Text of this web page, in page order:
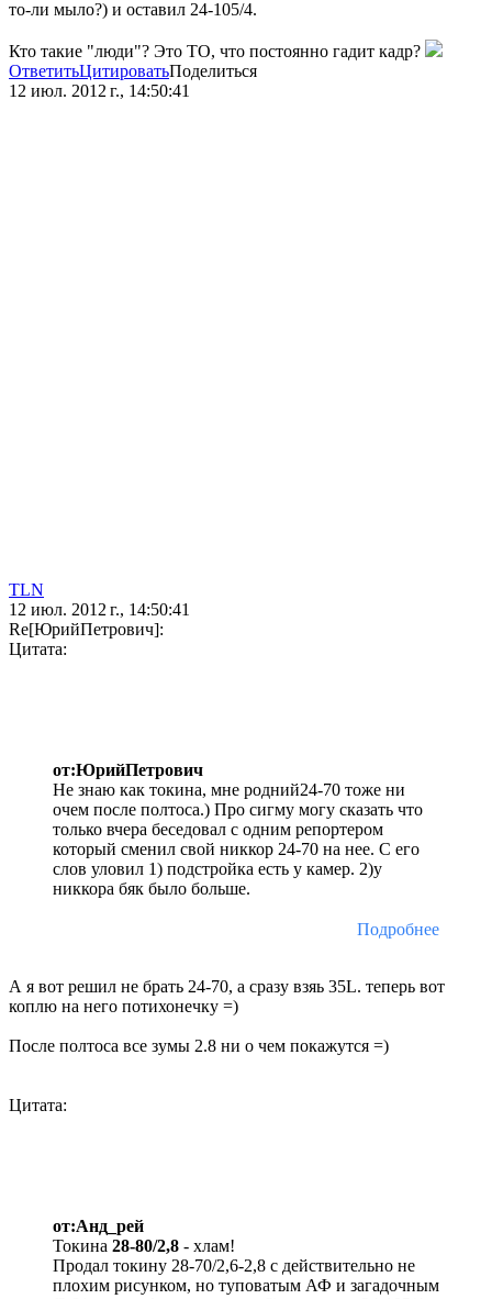
то-ли мыло?) и оставил 24-105/4.
Кто такие "люди"? Это ТО, что постоянно гадит кадр?
ОтветитьЦитироватьПоделиться
12 июл. 2012 г., 14:50:41
TLN
12 июл. 2012 г., 14:50:41
Re[ЮрийПетрович]:
Цитата:
от:ЮрийПетрович
Не знаю как токина, мне родний24-70 тоже ни
очем после полтоса.) Про сигму могу сказать что
только вчера беседовал с одним репортером
который сменил свой никкор 24-70 на нее. С его
слов уловил 1) подстройка есть у камер. 2)у
никкора бяк было больше.
Подробнее
А я вот решил не брать 24-70, а сразу взяь 35L. теперь вот
коплю на него потихонечку =)
После полтоса все зумы 2.8 ни о чем покажутся =)
Цитата:
от:Анд_рей
Токина 28-80/2,8 - хлам!
Продал токину 28-70/2,6-2,8 с действительно не
плохим рисунком, но туповатым АФ и загадочным